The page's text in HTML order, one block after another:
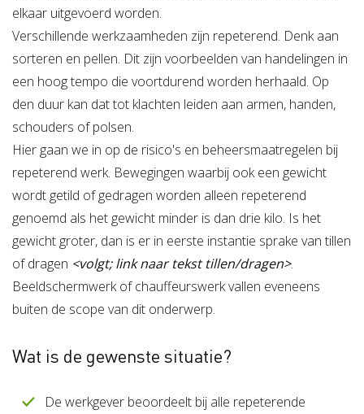
elkaar uitgevoerd worden.
Verschillende werkzaamheden zijn repeterend. Denk aan
sorteren en pellen. Dit zijn voorbeelden van handelingen in
een hoog tempo die voortdurend worden herhaald. Op
den duur kan dat tot klachten leiden aan armen, handen,
schouders of polsen.
Hier gaan we in op de risico's en beheersmaatregelen bij
repeterend werk. Bewegingen waarbij ook een gewicht
wordt getild of gedragen worden alleen repeterend
genoemd als het gewicht minder is dan drie kilo. Is het
gewicht groter, dan is er in eerste instantie sprake van tillen
of dragen <volgt; link naar tekst tillen/dragen>.
Beeldschermwerk of chauffeurswerk vallen eveneens
buiten de scope van dit onderwerp.
Wat is de gewenste situatie?
De werkgever beoordeelt bij alle repeterende